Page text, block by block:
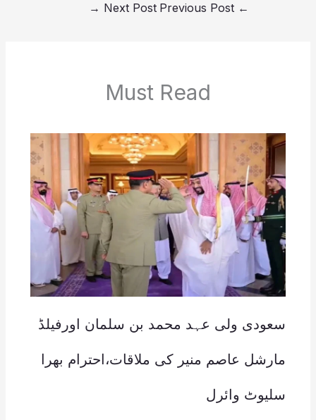
←
Next Post
→
Must Read
سعودی ولی عہد محمد بن سلمان اورفیلڈ
مارشل عاصم منیر کی ملاقات،احترام بھرا
سلیوٹ وائرل